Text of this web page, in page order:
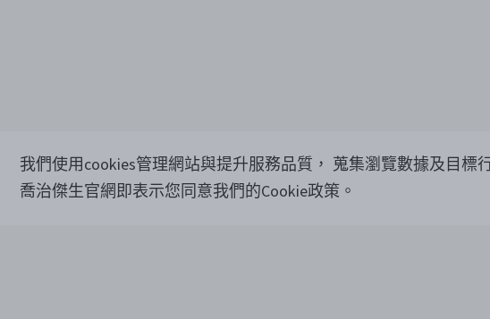
我們使用cookies管理網站與提升服務品質， 蒐集瀏覽數據及目標
喬治傑生官網即表示您同意我們的Cookie政策。